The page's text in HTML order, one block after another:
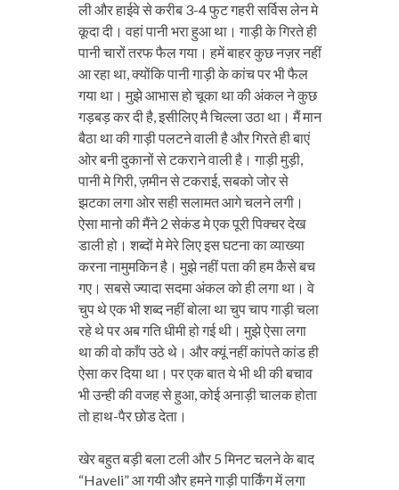
ली और हाईवे से करीब 3-4 फुट गहरी सर्विस लेन मे
कूदा दी। वहां पानी भरा हुआ था। गाड़ी के गिरते ही
पानी चारों तरफ फैल गया। हमें बाहर कुछ नज़र नहीं
आ रहा था, क्योंकि पानी गाड़ी के कांच पर भी फैल
गया था। मुझे आभास हो चूका था की अंकल ने कुछ
गड़बड़ कर दी है, इसीलिए मै चिल्ला उठा था। मैं मान
बैठा था की गाड़ी पलटने वाली है और गिरते ही बाएं
ओर बनी दुकानों से टकराने वाली है। गाड़ी मुड़ी,
पानी मे गिरी, ज़मीन से टकराई, सबको जोर से
झटका लगा ओर सही सलामत आगे चलने लगी।
ऐसा मानो की मैंने 2 सेकंड मे एक पूरी पिक्चर देख
डाली हो। शब्दों मे मेरे लिए इस घटना का व्याख्या
करना नामुमकिन है। मुझे नहीं पता की हम कैसे बच
गए। सबसे ज्यादा सदमा अंकल को ही लगा था। वे
चुप थे एक भी शब्द नहीं बोला था चुप चाप गाड़ी चला
रहे थे पर अब गति धीमी हो गई थी। मुझे ऐसा लगा
था की वो काँप उठे थे। और क्यूं नहीं कांपते कांड ही
ऐसा कर दिया था। पर एक बात ये भी थी की बचाव
भी उन्ही की वजह से हुआ, कोई अनाड़ी चालक होता
तो हाथ-पैर छोड देता।
खेर बहुत बड़ी बला टली और 5 मिनट चलने के बाद
“Haveli” आ गयी और हमने गाड़ी पार्किंग में लगा